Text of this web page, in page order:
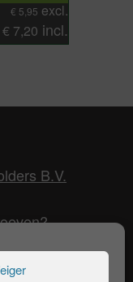
€ 5,95 excl.
€ 7,20 incl.
B.V.